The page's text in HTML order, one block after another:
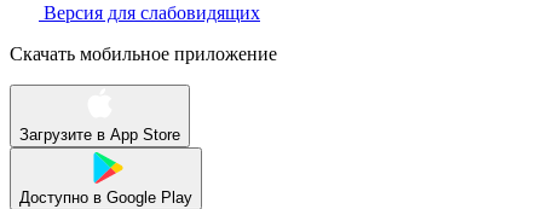
Версия для слабовидящих
Скачать мобильное приложение
Загрузите в App Store
Доступно в Google Play